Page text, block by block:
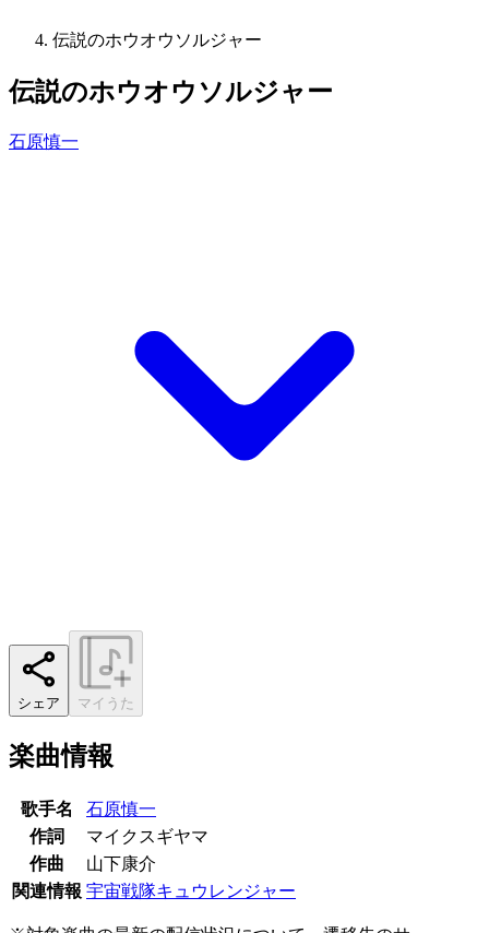
伝説のホウオウソルジャー
伝説のホウオウソルジャー
石原慎一
シェア マイうた
楽曲情報
歌手名
石原慎一
作詞
マイクスギヤマ
作曲
山下康介
関連情報 宇宙戦隊キュウレンジャー